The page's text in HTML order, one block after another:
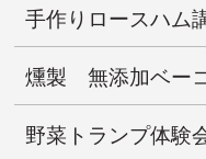
手作りロースハ
燻製 無添加ベー
野菜トランプ体